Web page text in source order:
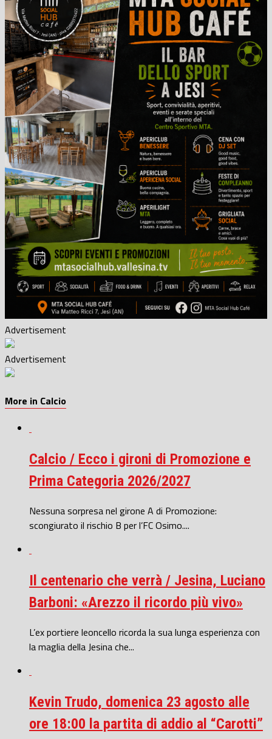
Advertisement
Advertisement
More in Calcio
Calcio / Ecco i gironi di Promozione e
Prima Categoria 2026/2027
Nessuna sorpresa nel girone A di Promozione:
scongiurato il rischio B per l’FC Osimo....
Il centenario che verrà / Jesina, Luciano
Barboni: «Arezzo il ricordo più vivo»
L’ex portiere leoncello ricorda la sua lunga esperienza con
la maglia della Jesina che...
Kevin Trudo, domenica 23 agosto alle
ore 18:00 la partita di addio al “Carotti”